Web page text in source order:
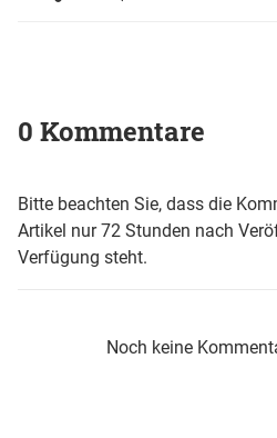
0 Kommentare
Bitte beachten Sie, dass die
Artikel nur 72 Stunden nach
Verfügung steht.
Noch keine